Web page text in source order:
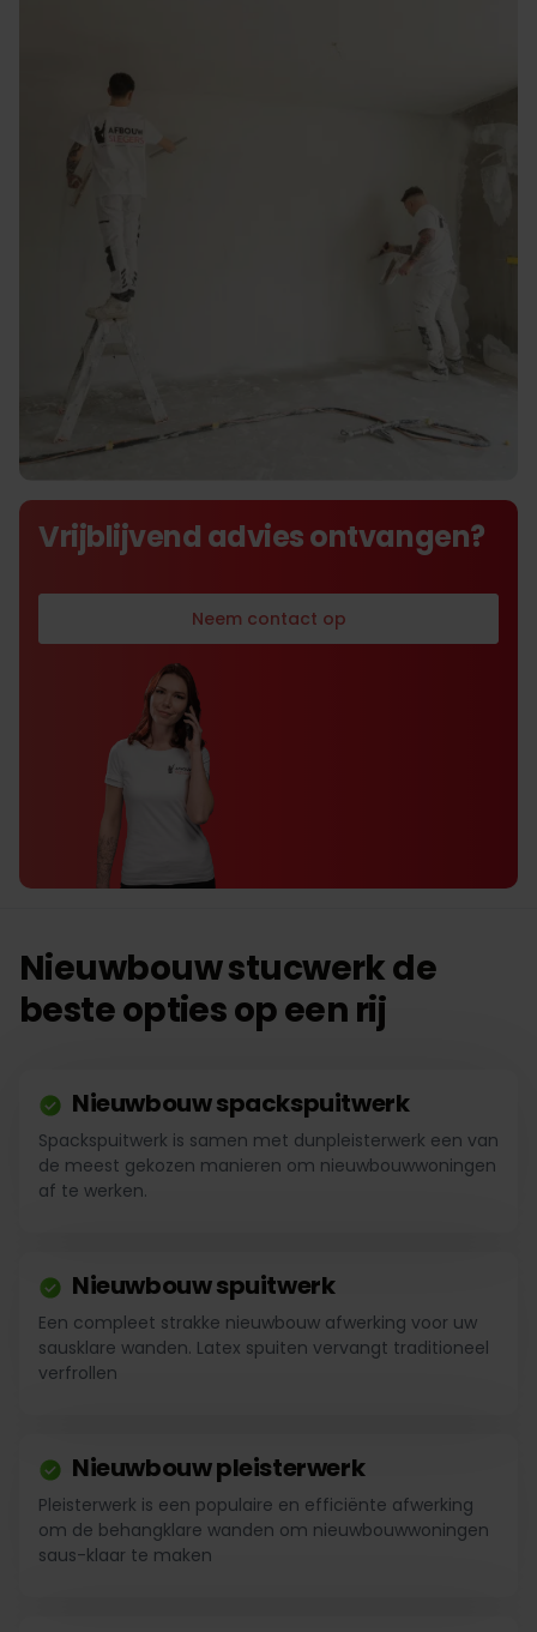
De beste prijs-kwaliteit
verhouding
Vrijblijvend advies ontvangen?
Neem contact op
Nieuwbouw stucwerk de
beste opties op een rij
Nieuwbouw spackspuitwerk
Spackspuitwerk is samen met dunpleisterwerk een van
de meest gekozen manieren om nieuwbouwwoningen
af te werken.
Nieuwbouw spuitwerk
Een compleet strakke nieuwbouw afwerking voor uw
sausklare wanden. Latex spuiten vervangt traditioneel
verfrollen
Nieuwbouw pleisterwerk
Pleisterwerk is een populaire en efficiënte afwerking
om de behangklare wanden om nieuwbouwwoningen
saus-klaar te maken